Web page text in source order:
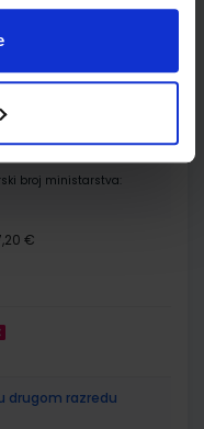
fiziku u drugom
programom fizike
broj ministarstva:
€
drugom razredu